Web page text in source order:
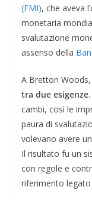
(FMI), che aveva
monetaria
svalutazione
assenso della
A Bretton
tra due esigenze
cambi, così le
paura di
volevano avere
Il risultato fu un
con regole e
riferimento legato